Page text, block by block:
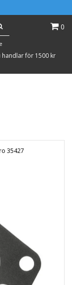
0
handlar för 1500 kr
35427